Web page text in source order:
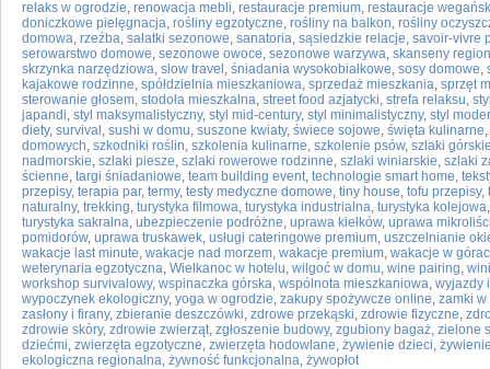
relaks w ogrodzie, renowacja mebli, restauracje premium, restauracje
doniczkowe pielęgnacja, rośliny egzotyczne, rośliny na balkon, rośliny
domowa, rzeźba, sałatki sezonowe, sanatoria, sąsiedzkie relacje, savoir-vivre
serowarstwo domowe, sezonowe owoce, sezonowe warzywa, skanseny
skrzynka narzędziowa, slow travel , śniadania wysokobiałkowe, sosy domowe,
kajakowe rodzinne, spółdzielnia mieszkaniowa, sprzedaż mieszkania, sprzęt
sterowanie głosem, stodoła mieszkalna, street food azjatycki, strefa relaksu,
japandi, styl maksymalistyczny, styl mid-century, styl minimalistyczny, styl
diety, survival , sushi w domu, suszone kwiaty, świece sojowe, święta kulinarne,
domowych, szkodniki roślin, szkolenia kulinarne, szkolenie psów, szlaki
nadmorskie, szlaki piesze, szlaki rowerowe rodzinne, szlaki winiarskie, szlaki
ścienne, targi śniadaniowe, team building event, technologie smart home,
przepisy, terapia par, termy, testy medyczne domowe, tiny house, tofu przepisy,
naturalny, trekking, turystyka filmowa, turystyka industrialna, turystyka kolejowa
turystyka sakralna, ubezpieczenie podróżne, uprawa kiełków, uprawa
pomidorów, uprawa truskawek, usługi cateringowe premium, uszczelnianie
wakacje last minute, wakacje nad morzem, wakacje premium, wakacje w
weterynaria egzotyczna, Wielkanoc w hotelu, wilgoć w domu, wine pairing,
workshop survivalowy, wspinaczka górska, wspólnota mieszkaniowa, wyjazdy
wypoczynek ekologiczny, yoga w ogrodzie, zakupy spożywcze online, zamki w
zasłony i firany, zbieranie deszczówki, zdrowe przekąski, zdrowie fizyczne,
zdrowie skóry, zdrowie zwierząt, zgłoszenie budowy, zgubiony bagaż, zielone
dziećmi, zwierzęta egzotyczne, zwierzęta hodowlane, żywienie dzieci,
ekologiczna regionalna, żywność funkcjonalna, żywopłot